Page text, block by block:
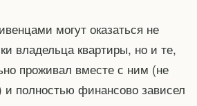
могут оказаться не
владельца квартиры, но и те,
проживал вместе с ним (не
и полностью финансово зависел